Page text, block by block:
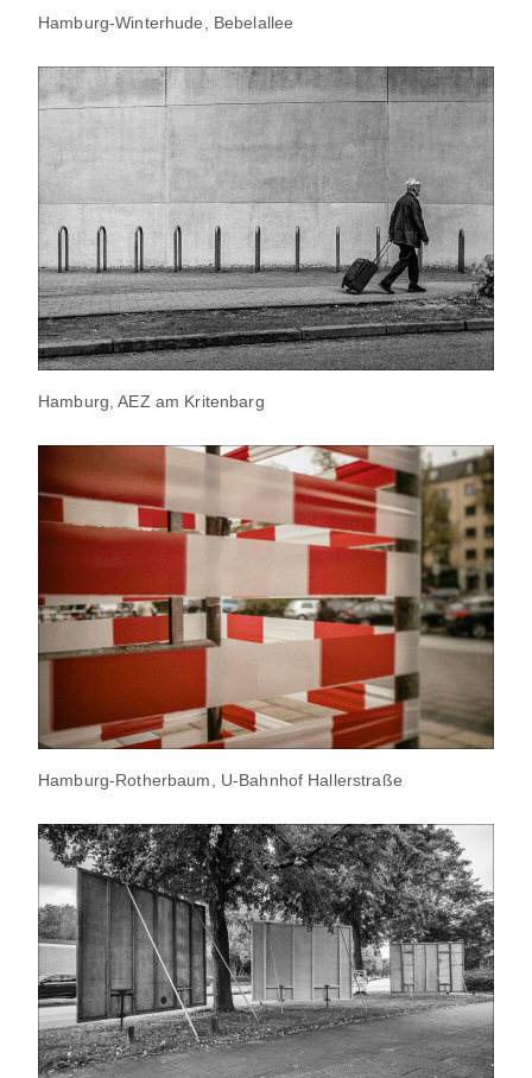
Hamburg-Winterhude, Bebelallee
Hamburg, AEZ am Kritenbarg
Hamburg-Rotherbaum, U-Bahnhof Hallerstraße